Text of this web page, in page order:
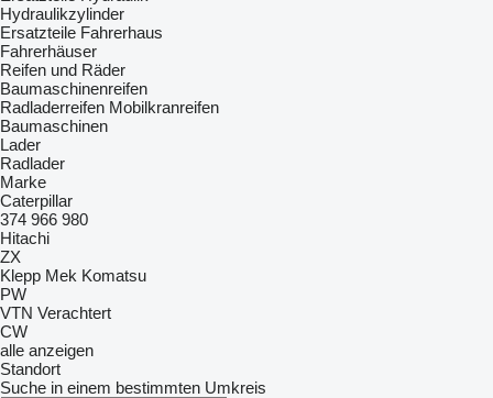
Hydraulikzylinder
Ersatzteile Fahrerhaus
Fahrerhäuser
Reifen und Räder
Baumaschinenreifen
Radladerreifen Mobilkranreifen
Baumaschinen
Lader
Radlader
Marke
Caterpillar
374 966 980
Hitachi
ZX
Klepp Mek Komatsu
PW
VTN Verachtert
CW
alle anzeigen
Standort
Suche in einem bestimmten Umkreis